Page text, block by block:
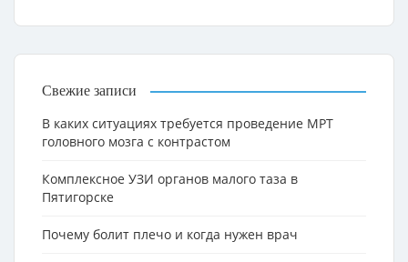
Свежие записи
В каких ситуациях требуется проведение МРТ
головного мозга с контрастом
Комплексное УЗИ органов малого таза в
Пятигорске
Почему болит плечо и когда нужен врач